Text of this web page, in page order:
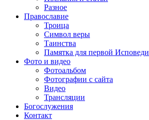
Разное
Православие
Троица
Символ веры
Таинства
Памятка для первой Исповеди
Фото и видео
Фотоальбом
Фотографии с сайта
Видео
Трансляции
Богослужения
Контакт